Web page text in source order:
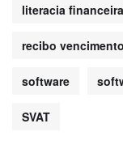
literacia financeira
recibo vencimento
software
SVAT